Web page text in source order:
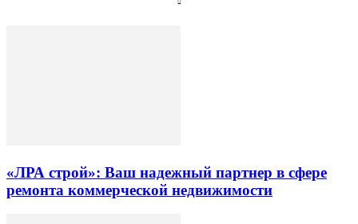
«ЛРА строй»: Ваш надежный партнер в сфере
ремонта коммерческой недвижимости